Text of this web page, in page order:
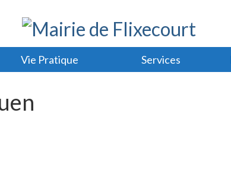
Vie Pratique Services